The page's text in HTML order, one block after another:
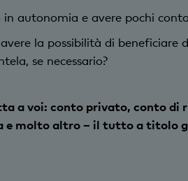
autonomia e avere pochi
la possibilità di beneficiare
se necessario?
a voi: conto privato, conto di
e molto altro – il tutto a titolo